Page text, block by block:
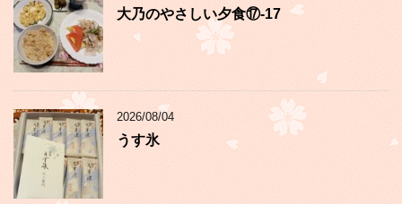
大乃のやさしい夕食⑰-17
2026/08/04
うす氷